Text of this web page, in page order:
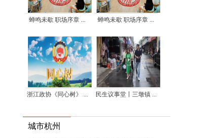
蝉鸣未歇 职场序章 ... 蝉鸣未歇 职场序章 ...
浙江政协《同心树》 ... 民生议事堂丨三墩镇 ...
城市杭州